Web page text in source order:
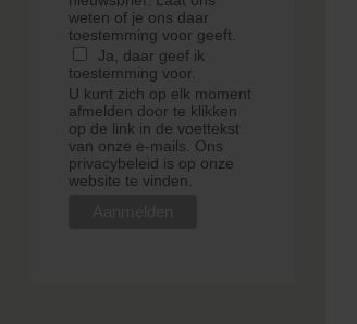
weten of je ons daar
toestemming voor geeft.
Ja, daar geef ik
toestemming voor.
U kunt zich op elk moment
afmelden door te klikken
op de link in de voettekst
van onze e-mails. Ons
privacybeleid is op onze
website te vinden.